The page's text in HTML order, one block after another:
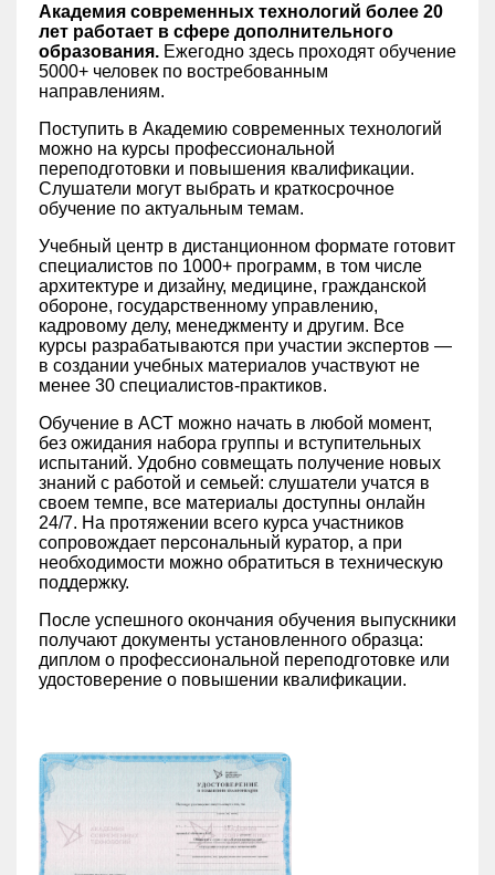
Академия современных технологий более 20
лет работает в сфере дополнительного
образования. Ежегодно здесь проходят обучение
5000+ человек по востребованным
направлениям.
Поступить в Академию современных технологий
можно на курсы профессиональной
переподготовки и повышения квалификации.
Слушатели могут выбрать и краткосрочное
обучение по актуальным темам.
Учебный центр в дистанционном формате готовит
специалистов по 1000+ программ, в том числе
архитектуре и дизайну, медицине, гражданской
обороне, государственному управлению,
кадровому делу, менеджменту и другим. Все
курсы разрабатываются при участии экспертов —
в создании учебных материалов участвуют не
менее 30 специалистов-практиков.
Обучение в АСТ можно начать в любой момент,
без ожидания набора группы и вступительных
испытаний. Удобно совмещать получение новых
знаний с работой и семьей: слушатели учатся в
своем темпе, все материалы доступны онлайн
24/7. На протяжении всего курса участников
сопровождает персональный куратор, а при
необходимости можно обратиться в техническую
поддержку.
После успешного окончания обучения выпускники
получают документы установленного образца:
диплом о профессиональной переподготовке или
удостоверение о повышении квалификации.